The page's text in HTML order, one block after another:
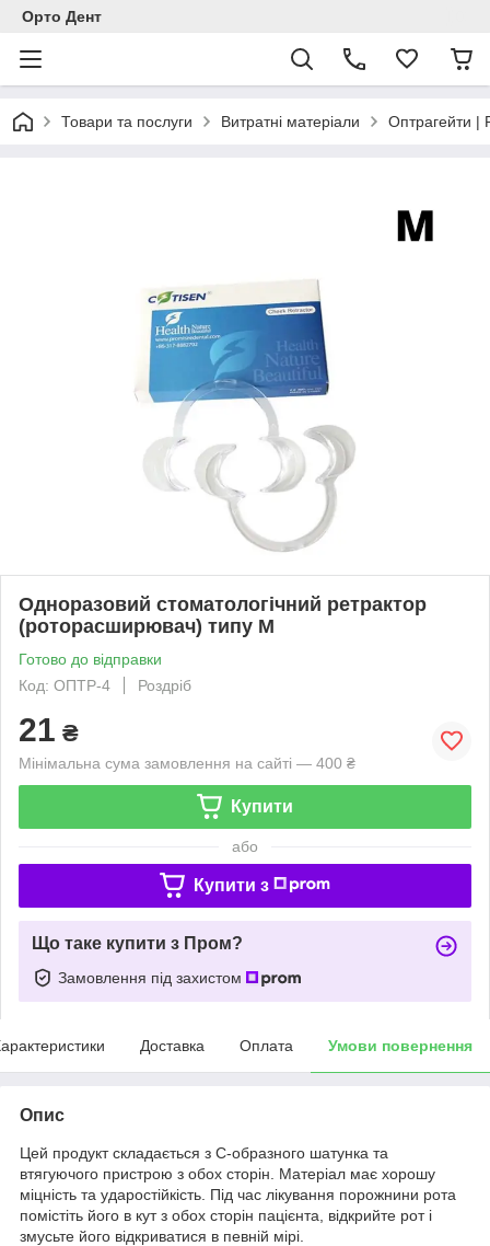
Орто Дент
Товари та послуги Витратні матеріали Оптрагейти |
Одноразовий стоматологічний ретрактор
(роторасширювач) типу М
Готово до відправки
Код: ОПТР-4
Роздріб
21 ₴
Мінімальна сума замовлення на сайті — 400 ₴
Купити
або
Купити з
Що таке купити з Пром?
Замовлення під захистом
Доставка Оплата Умови повернення
Опис
Цей продукт складається з С-образного шатунка та
втягуючого пристрою з обох сторін. Матеріал має хорошу
міцність та ударостійкість. Під час лікування порожнини рота
помістіть його в кут з обох сторін пацієнта, відкрийте рот і
змусьте його відкриватися в певній мірі.